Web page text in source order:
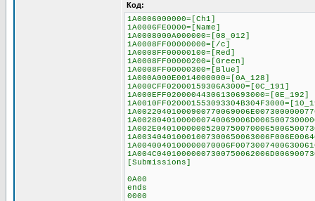
Код:
1A0006000000=[Ch1]
1A0006FE0000=[Name]
1A0008000A000000=[08_012]
1A0008FF00000000=[/c]
1A0008FF00000100=[Red]
1A0008FF00000200=[Green]
1A0008FF00000300=[Blue]
1A000A000E0014000000=[0A_128]
1A000CFF02000159306A3000=[0C_191]
1A000EFF02000044306130693000=[0E_192]
[Submissions]
0A00
ends
0000